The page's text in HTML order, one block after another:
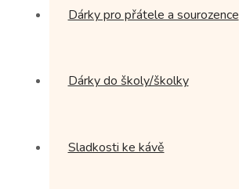
Dárky pro přátele a sourozence
Dárky do školy/školky
Sladkosti ke kávě